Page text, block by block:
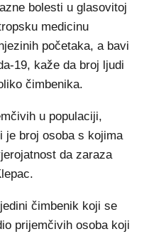
bolesti u glasovitoj
medicinu
početaka, a bavi
19, kaže da broj ljudi
čimbenika.
u populaciji,
je broj osoba s kojima
da zaraza
čimbenik koji se
prijemčivih osoba koji